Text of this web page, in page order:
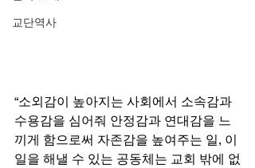
교단역사
“소외감이 높아지는 사회에서 소속감과
수용감을 심어줘 안정감과 연대감을 느
끼게 함으로써 자존감을 높여주는 일, 이
일을 해낼 수 있는 공동체는 교회 밖에 없